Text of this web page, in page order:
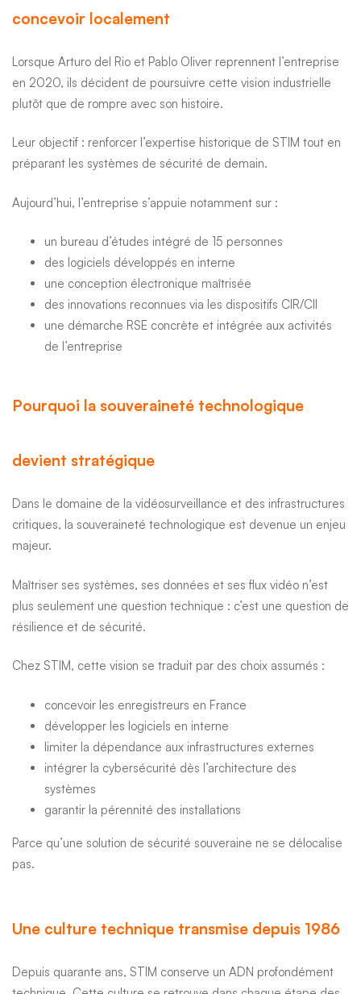
concevoir localement
Lorsque Arturo del Rio et Pablo Oliver reprennent l’entreprise
en 2020, ils décident de poursuivre cette vision industrielle
plutôt que de rompre avec son histoire.
Leur objectif : renforcer l’expertise historique de STIM tout en
préparant les systèmes de sécurité de demain.
Aujourd’hui, l’entreprise s’appuie notamment sur :
un bureau d’études intégré de 15 personnes
des logiciels développés en interne
une conception électronique maîtrisée
des innovations reconnues via les dispositifs CIR/CII
une démarche RSE concrète et intégrée aux activités
de l’entreprise
Pourquoi la souveraineté technologique
devient stratégique
Dans le domaine de la vidéosurveillance et des infrastructures
critiques, la souveraineté technologique est devenue un enjeu
majeur.
Maîtriser ses systèmes, ses données et ses flux vidéo n’est
plus seulement une question technique : c’est une question de
résilience et de sécurité.
Chez STIM, cette vision se traduit par des choix assumés :
concevoir les enregistreurs en France
développer les logiciels en interne
limiter la dépendance aux infrastructures externes
intégrer la cybersécurité dès l’architecture des
systèmes
garantir la pérennité des installations
Parce qu’une solution de sécurité souveraine ne se délocalise
pas.
Une culture technique transmise depuis 1986
Depuis quarante ans, STIM conserve un ADN profondément